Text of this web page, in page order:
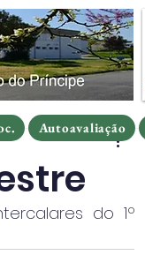
do 1º
Autoavaliação
Autoavaliação
Autoavaliação